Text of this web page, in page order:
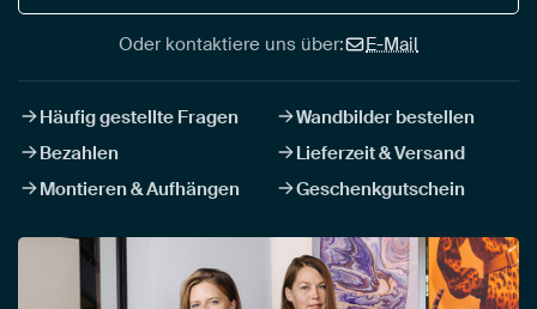
Oder kontaktiere uns über: E-Mail
Häufig gestellte Fragen
Wandbilder bestellen
Bezahlen
Lieferzeit & Versand
Montieren & Aufhängen
Geschenkgutschein